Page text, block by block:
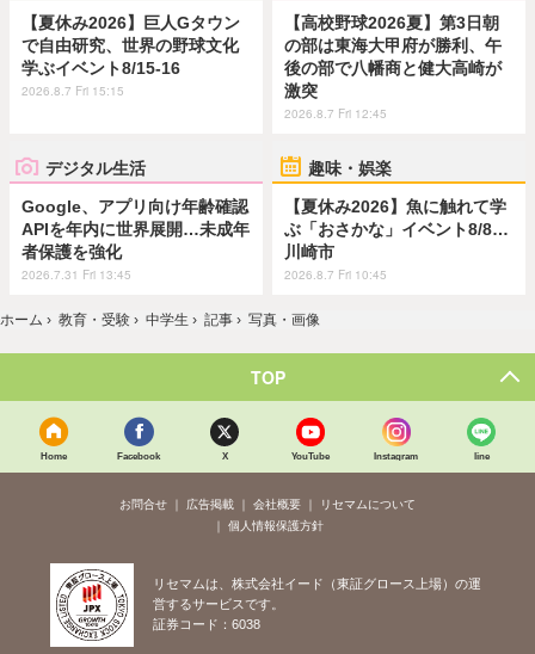
【夏休み2026】巨人Gタウン
で自由研究、世界の野球文化
学ぶイベント8/15-16
2026.8.7 Fri 15:15
【高校野球2026夏】第3日朝
の部は東海大甲府が勝利、午
後の部で八幡商と健大高崎が
激突
2026.8.7 Fri 12:45
デジタル生活
Google、アプリ向け年齢確認
APIを年内に世界展開…未成年
者保護を強化
2026.7.31 Fri 13:45
趣味・娯楽
【夏休み2026】魚に触れて学
ぶ「おさかな」イベント8/8…
川崎市
2026.8.7 Fri 10:45
ホーム › 教育・受験 › 中学生 › 記事 › 写真・画像
TOP
Home Facebook X YouTube Instagram line
お問合せ 広告掲載 会社概要
リセマムについて
個人情報保護方針
リセマムは、株式会社イード（東証グロース上場）の運
営するサービスです。
証券コード：6038